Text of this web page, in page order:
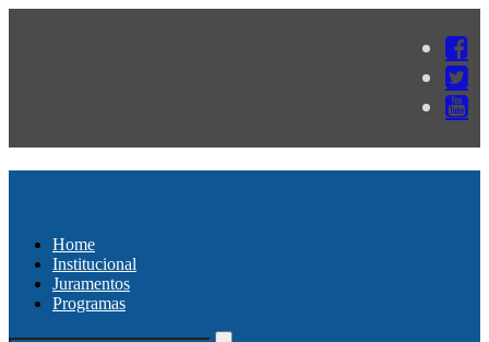
Home
Institucional
Juramentos
Programas